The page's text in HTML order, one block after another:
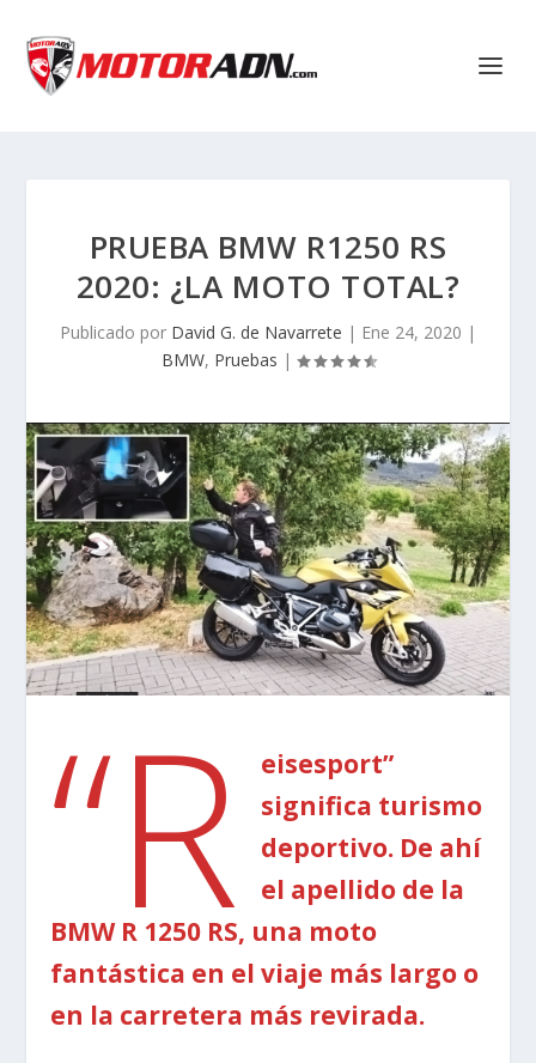
PRUEBA BMW R1250 RS
2020: ¿LA MOTO TOTAL?
Publicado por David G. de Navarrete | Ene 24, 2020 |
BMW, Pruebas |
“R
eisesport”
significa turismo
deportivo. De ahí
el apellido de la
BMW R 1250 RS, una moto
fantástica en el viaje más largo o
en la carretera más revirada.